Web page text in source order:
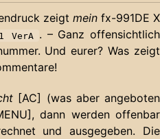
zeigt meinfx-991DE X
VerA
. – Ganz offensichtlich
Und eurer? Was zeigt
[AC] (was aber angeboten
dann werden offenbar
und ausgegeben. Die